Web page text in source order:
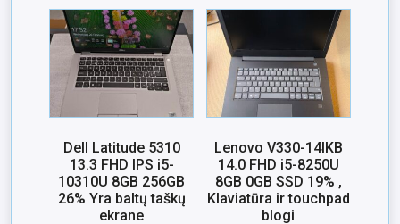
Dell Latitude 5310
13.3 FHD IPS i5-
10310U 8GB 256GB
26% Yra baltų taškų
ekrane
Lenovo V330-14IKB
14.0 FHD i5-8250U
8GB 0GB SSD 19% ,
Klaviatūra ir touchpad
blogi